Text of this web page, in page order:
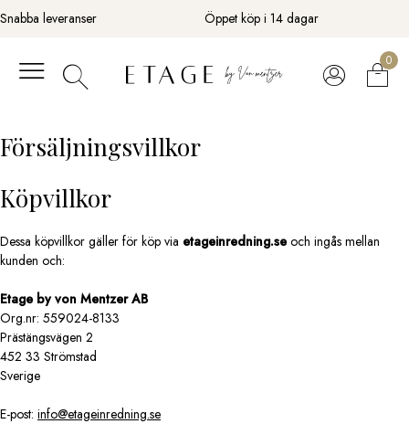
Fortsätt
till
Snabba leveranser Öppet köp i 14 dagar
0
Försäljningsvillkor
Köpvillkor
Dessa köpvillkor gäller för köp via etageinredning.se och ingås mellan
kunden och:
Etage by von Mentzer AB
Org.nr: 559024-8133
Prästängsvägen 2
452 33 Strömstad
Sverige
E-post: info@etageinredning.se